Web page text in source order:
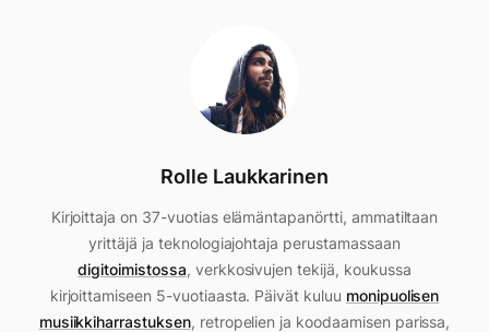
Rolle Laukkarinen
Kirjoittaja on 37-vuotias elämäntapanörtti, ammatiltaan
yrittäjä ja teknologiajohtaja perustamassaan
digitoimistossa, verkkosivujen tekijä, koukussa
kirjoittamiseen 5-vuotiaasta. Päivät kuluu monipuolisen
musiikkiharrastuksen, retropelien ja koodaamisen parissa,